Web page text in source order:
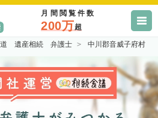
月間閲覧件数
200万超
道 遺産相続 弁護士 中川郡音威子府村